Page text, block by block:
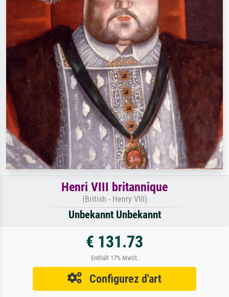
Henri VIII britannique
(British - Henry VIII)
Unbekannt Unbekannt
€ 131.73
Enthält 17% MwSt.
Configurez d'art